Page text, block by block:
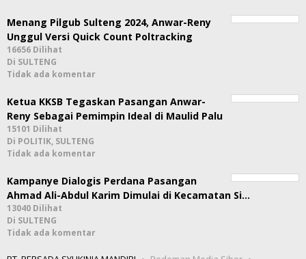
Menang Pilgub Sulteng 2024, Anwar-Reny
Unggul Versi Quick Count Poltracking
16656 Dilihat
Di SULTENG
Tidak ada komentar
Ketua KKSB Tegaskan Pasangan Anwar-
Reny Sebagai Pemimpin Ideal di Maulid Palu
15101 Dilihat
Di POLITIK, SULTENG
Tidak ada komentar
Kampanye Dialogis Perdana Pasangan
Ahmad Ali-Abdul Karim Dimulai di Kecamatan Si…
13040 Dilihat
Di SULTENG
Tidak ada komentar